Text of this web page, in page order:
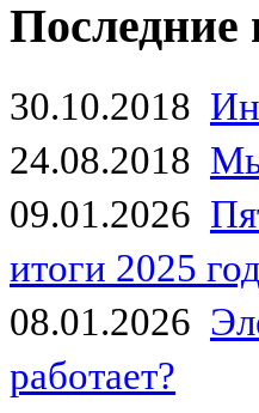
Последние
30.10.2018
24.08.2018
09.01.2026
итоги 2025
08.01.2026
работает?